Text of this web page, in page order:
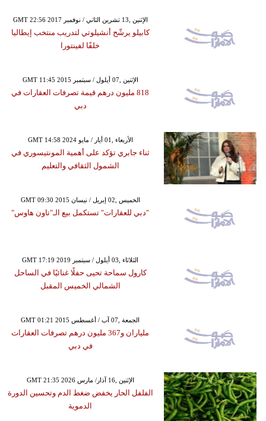
GMT 22:56 2017 الإثنين ,13 تشرين الثاني / نوفمبر
كابيلو يرشّح أنشيلوتي لتدريب منتخب إيطاليا
خلفًا لفينتورا
GMT 11:45 2015 الإثنين ,07 أيلول / سبتمبر
818 مليون درهم قيمة تصرفات العقارات في
دبي
GMT 14:58 2024 الأربعاء ,01 أيار / مايو
ثناء جابري تؤكد على أهمية المونتيسوري في
الشمول الثقافي والتعليم
GMT 09:30 2015 الخميس ,02 إبريل / نيسان
"دبي للعقارات" تستكمل بيع الـ"تاون هاوس"
GMT 17:19 2019 الثلاثاء ,03 أيلول / سبتمبر
كارول سماحة تحيى حفلًا غنائيًا في الساحل
الشمالي الخميس المقبل
GMT 01:21 2015 الجمعة ,07 آب / أغسطس
ملياران و367 مليون درهم تصرفات العقارات
في دبي
GMT 21:35 2026 الإثنين ,16 آذار/ مارس
الفلفل الحار يخفض ضغط الدم وتحسين الدورة
الدموية